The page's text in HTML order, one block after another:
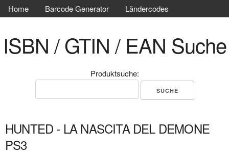
Home Barcode Generator Ländercodes
ISBN / GTIN / EAN Suche
Produktsuche:
HUNTED - LA NASCITA DEL DEMONE
PS3